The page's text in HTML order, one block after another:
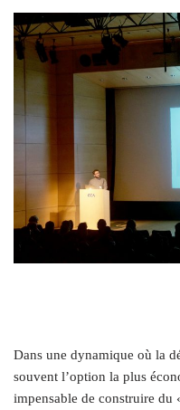
Dans une dynamique où la
souvent l’option la plus
impensable de construire